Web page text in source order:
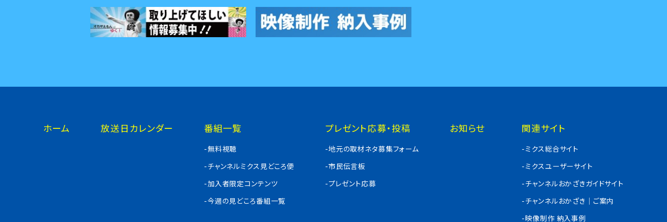
ホーム 放送日カレンダー 番組一覧
-無料視聴
-チャンネルミクス見どころ便
-加入者限定コンテンツ
-今週の見どころ番組一覧
プレゼント応募・投稿
-地元の取材ネタ募集フォーム
-市民伝言板
-プレゼント応募
お知らせ 関連サイト
-ミクス総合サイト
-ミクスユーザーサイト
-チャンネルおかざきガイドサイト
-チャンネルおかざき｜ご案内
-映像制作 納入事例